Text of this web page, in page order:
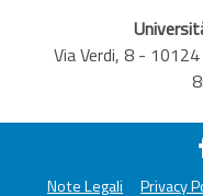
Via Verdi, 8 -
Note Legali Privacy